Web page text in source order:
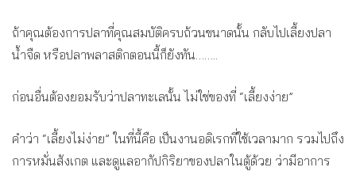
ถ้าคุณต้องการปลาที่คุณสมบัติครบถ้วนขนาดนั้น กลับไปเลี้ยงปลา
น้ำจืด หรือปลาพลาสติกตอนนี้ก็ยังทัน……..
ก่อนอื่นต้องยอมรับว่าปลาทะเลนั้น ไม่ใช่ของที่ “เลี้ยงง่าย”
คำว่า “เลี้ยงไม่ง่าย” ในที่นี้คือ เป็นงานอดิเรกที่ใช้เวลามาก รวมไปถึง
การหมั่นสังเกต และดูแลอากัปกิริยาของปลาในตู้ด้วย ว่ามีอาการ